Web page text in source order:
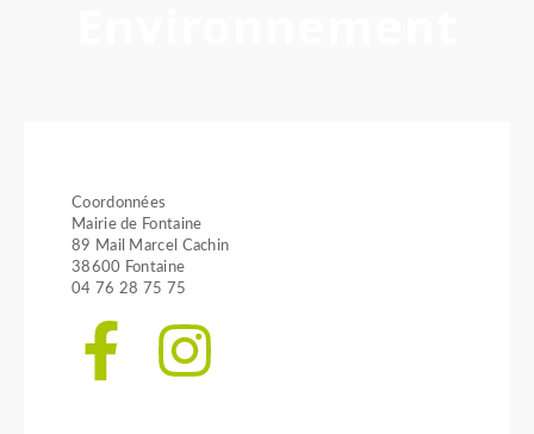
Coordonnées
Mairie de Fontaine
89 Mail Marcel Cachin
38600 Fontaine
04 76 28 75 75